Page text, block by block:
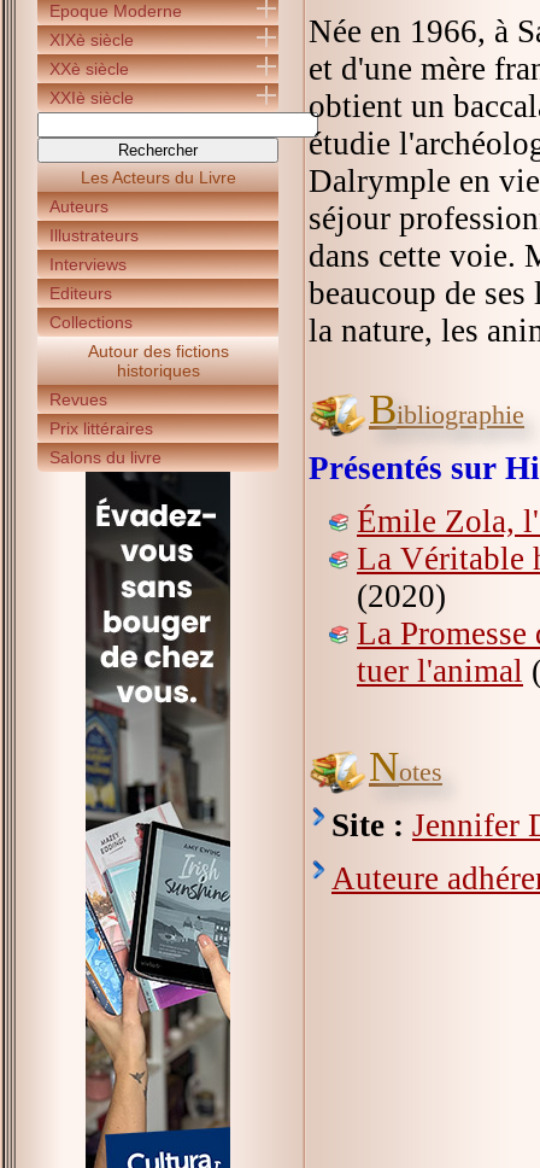
Epoque Moderne
XIXè siècle
XXè siècle
XXIè siècle
Les Acteurs du Livre
Auteurs
Illustrateurs
Interviews
Editeurs
Collections
Autour des fictions
historiques
Revues
Prix littéraires
Salons du livre
Née en 1966, à
et d'une mère
obtient un
étudie
Dalrymple en
séjour
dans cette voie.
beaucoup de
la nature, les
Bibliographie
Présentés sur
Émile Zola,
La Véritable
(2020)
La
tuer l'animal
Notes
Site : Jennifer
Auteure